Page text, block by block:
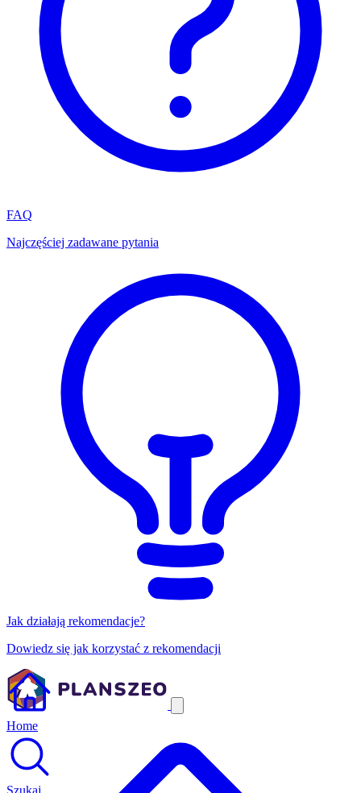
FAQ
Najczęściej zadawane pytania
Jak działają rekomendacje?
Dowiedz się jak korzystać z rekomendacji
Home
Szukaj